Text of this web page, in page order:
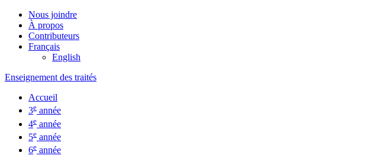
Nous joindre
À propos
Contributeurs
Français
English
Enseignement des traités
Accueil
3e année
4e année
5e année
6e année